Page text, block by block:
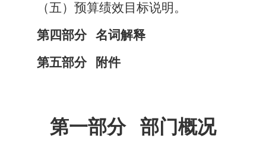
（五）预算绩效目标说明。
第四部分 名词解释
第五部分 附件
第一部分 部门概况